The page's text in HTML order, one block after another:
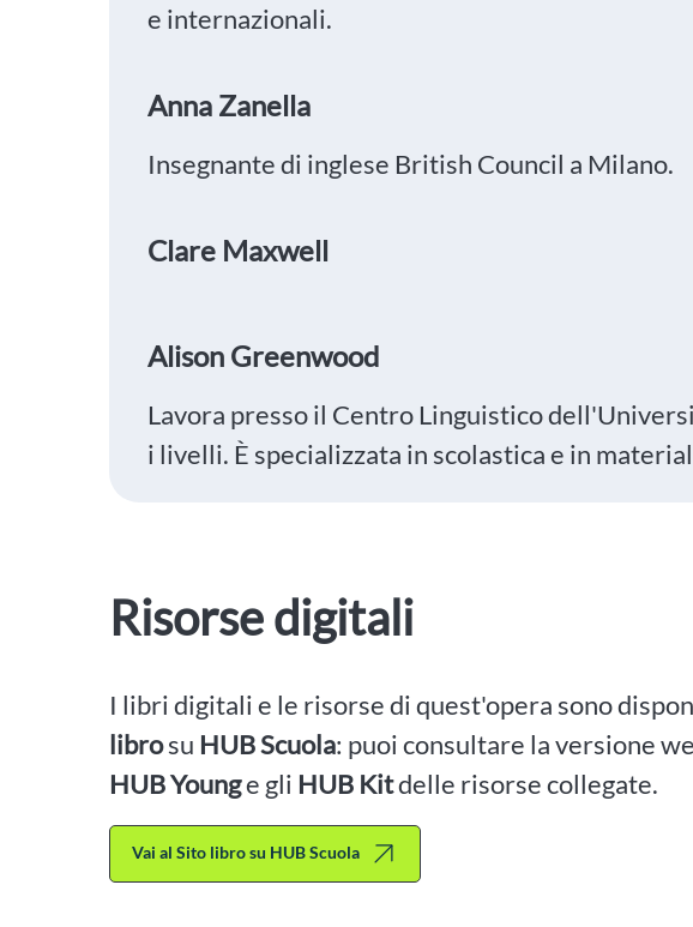
e internazionali.
Anna Zanella
Insegnante di inglese British Council a Milano.
Clare Maxwell
Alison Greenwood
Lavora presso il Centro Linguistico
i livelli. È specializzata in scolastica e in
Risorse digitali
I libri digitali e le risorse di quest'opera sono
librosu HUB Scuola: puoi consultare la versione
HUB Younge gli HUB Kitdelle risorse collegate.
Vai al Sito libro su HUB Scuola